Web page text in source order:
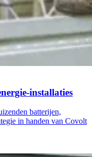
installaties
batterijen,
in handen van Covolt